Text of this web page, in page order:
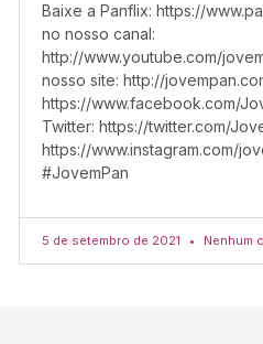
Baixe a Panflix: https://
no nosso canal:
http://www.youtube.com/
nosso site: http://
https://www.facebook.com/
Twitter: https://twitter.com/
https://www.instagram.com/
#JovemPan
5 de setembro de 2021 Nenhum